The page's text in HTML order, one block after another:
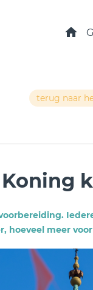
terug naar
hoeveel meer